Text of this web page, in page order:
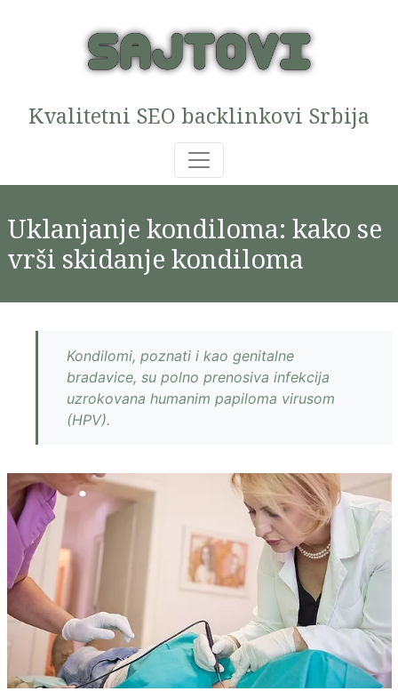
Kvalitetni SEO backlinkovi Srbija
Uklanjanje kondiloma: kako se
vrši skidanje kondiloma
Kondilomi, poznati i kao genitalne
bradavice, su polno prenosiva infekcija
uzrokovana humanim papiloma virusom
(HPV).